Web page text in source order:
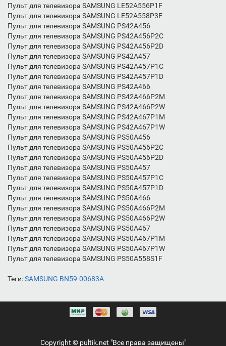
Пульт для телевизора SAMSUNG LE52A556P1F
Пульт для телевизора SAMSUNG LE52A558P3F
Пульт для телевизора SAMSUNG PS42A456
Пульт для телевизора SAMSUNG PS42A456P2C
Пульт для телевизора SAMSUNG PS42A456P2D
Пульт для телевизора SAMSUNG PS42A457
Пульт для телевизора SAMSUNG PS42A457P1C
Пульт для телевизора SAMSUNG PS42A457P1D
Пульт для телевизора SAMSUNG PS42A466
Пульт для телевизора SAMSUNG PS42A466P2M
Пульт для телевизора SAMSUNG PS42A466P2W
Пульт для телевизора SAMSUNG PS42A467P1M
Пульт для телевизора SAMSUNG PS42A467P1W
Пульт для телевизора SAMSUNG PS50A456
Пульт для телевизора SAMSUNG PS50A456P2C
Пульт для телевизора SAMSUNG PS50A456P2D
Пульт для телевизора SAMSUNG PS50A457
Пульт для телевизора SAMSUNG PS50A457P1C
Пульт для телевизора SAMSUNG PS50A457P1D
Пульт для телевизора SAMSUNG PS50A466
Пульт для телевизора SAMSUNG PS50A466P2M
Пульт для телевизора SAMSUNG PS50A466P2W
Пульт для телевизора SAMSUNG PS50A467
Пульт для телевизора SAMSUNG PS50A467P1M
Пульт для телевизора SAMSUNG PS50A467P1W
Пульт для телевизора SAMSUNG PS50A558S1F
Теги:SAMSUNG BN59-00683A
Copyright ©️ pultik.net "Все права защищены"